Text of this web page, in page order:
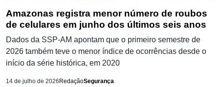
Amazonas registra menor número de roubos
de celulares em junho dos últimos seis anos
Dados da SSP-AM apontam que o primeiro semestre de
2026 também teve o menor índice de ocorrências desde o
início da série histórica, em 2020
14 de julho de 2026 RedaçãoSegurança